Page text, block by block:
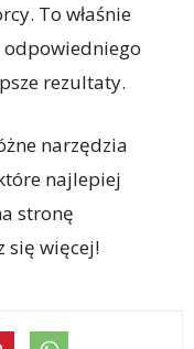
To właśnie
odpowiedniego
rezultaty.
narzędzia
najlepiej
stronę
się więcej!